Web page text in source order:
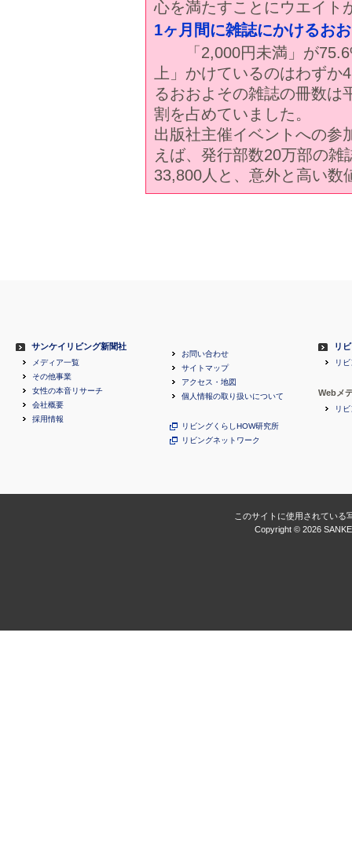
心を満たすことにウエイト
1ヶ月間に雑誌にかけるお
「2,000円未満」が
上」かけているのはわず
るおおよその雑誌の冊数は
割を占めていました。
出版社主催イベントへの参
えば、発行部数20万部の
33,800人と、意外と高い数
サンケイリビング新聞社
メディア一覧
その他事業
女性の本音リサーチ
会社概要
採用情報
お問い合わせ
サイトマップ
アクセス・地図
個人情報の取り扱いについて
リビングくらしHOW研究所
リビングネットワーク
リ
リ
Webメ
リ
このサイトに使用されている
Copyright © 2026